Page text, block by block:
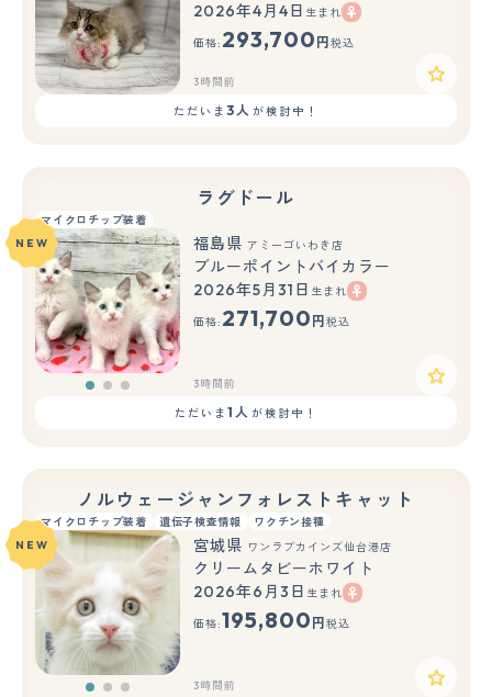
2026年4月4日 生まれ
価格: 293,700 円 税込
3時間前
ただいま3人 が検討中！
ラグドール
マイクロチップ装着
もっと見る
NEW 福島県 アミーゴいわき店
ブルーポイントバイカラー
2026年5月31日 生まれ
価格: 271,700 円 税込
3時間前
ただいま1人 が検討中！
ノルウェージャンフォレストキャット
マイクロチップ装着 遺伝子検査情報 ワクチン接種
もっと見る
NEW 宮城県 ワンラブカインズ仙台港店
クリームタビーホワイト
2026年6月3日 生まれ
価格:195,800 円 税込
3時間前